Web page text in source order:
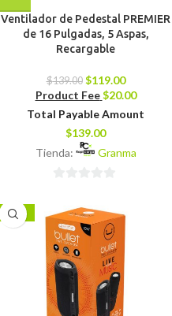
Ventilador de Pedestal PREMIER
de 16 Pulgadas, 5 Aspas,
Recargable
$139.00 $119.00
Product Fee $20.00
Total Payable Amount
$139.00
Tienda:
Granma
5
-29%